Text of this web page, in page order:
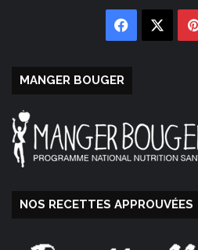
Facebook
MANGER BOUGER
NOS RECETTES APPROUVÉES